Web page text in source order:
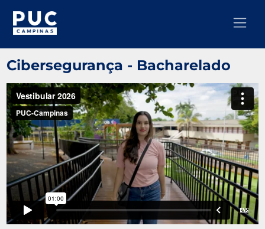
Cibersegurança - Bacharelado